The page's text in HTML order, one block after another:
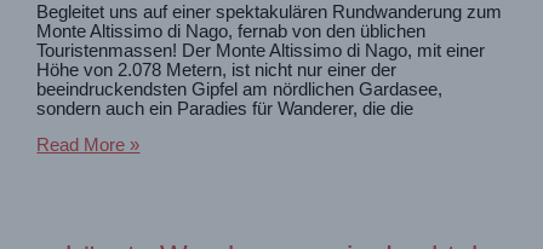
Begleitet uns auf einer spektakulären Rundwanderung zum
Monte Altissimo di Nago, fernab von den üblichen
Touristenmassen! Der Monte Altissimo di Nago, mit einer
Höhe von 2.078 Metern, ist nicht nur einer der
beeindruckendsten Gipfel am nördlichen Gardasee,
sondern auch ein Paradies für Wanderer, die die
Schönster
Gardasee
Read More »